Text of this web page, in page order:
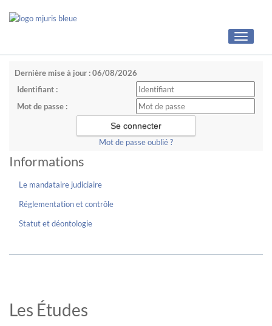
Toggle
Dernière mise à jour : 06/08/2026
Identifiant :
Mot de passe :
Mot de passe oublié ?
Informations
Le mandataire judiciaire
Réglementation et contrôle
Statut et déontologie
Les Études